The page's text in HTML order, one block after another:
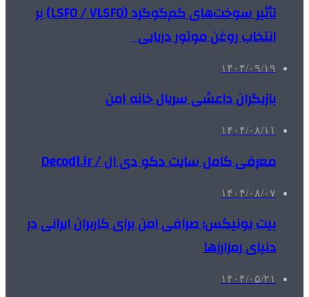
تأثیر سوخت‌های کم‌گوگرد (LSFO / VLSFO) بر
انتخاب روغن موتور دریایی
۱۴۰۴/۰۹/۱۹
بازیگران داعشی سریال خانه امن
۱۴۰۴/۰۸/۱۱
معرفی کامل سایت دکو دی ال / Decodl.ir
۱۴۰۴/۰۸/۰۷
بیت یونیکس؛ صرافی امن برای کاربران ایرانی در
دنیای رمزارزها
۱۴۰۴/۰۵/۲۱